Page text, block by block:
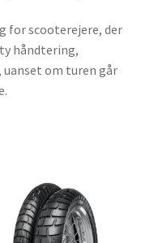
for scooterejere, der
håndtering,
om turen går